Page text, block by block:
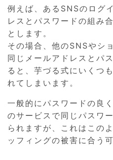
例えば、あるSNSのログ
レスとパスワードの組み
とします。
その場合、他のSNSやシ
同じメールアドレスとパ
ると、芋づる式にいくつ
れてしまいます。
一般的にパスワードの良
のサービスで同じパスワ
られますが、これはこの
ッフィングの被害に合う